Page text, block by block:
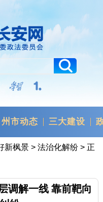
州市动态 三大建设
新枫景> 法治化解纷> 正
调解一线 靠前靶向